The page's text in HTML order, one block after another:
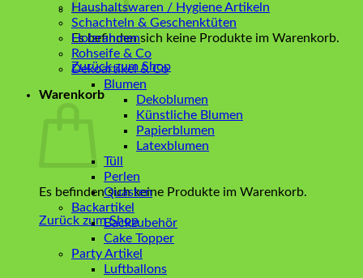
Es befinden sich keine Produkte im Warenkorb.
Zurück zum Shop
Warenkorb
Es befinden sich keine Produkte im Warenkorb.
Zurück zum Shop
Haushaltswaren / Hygiene Artikeln
Schachteln & Geschenktüten
Holzrahmen
Rohseife & Co
Dekoartikel & Co
Blumen
Dekoblumen
Künstliche Blumen
Papierblumen
Latexblumen
Tüll
Perlen
Quasten
Backartikel
Backzubehör
Cake Topper
Party Artikel
Luftballons